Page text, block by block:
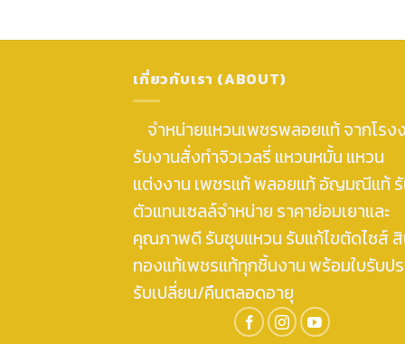
เกี่ยวกับเรา (ABOUT)
จำหน่ายแหวนเพชรพลอยแท้ จากโรง
รับงานสั่งทำจิวเวลรี่ แหวนหมั้น แหวน
แต่งงาน เพชรแท้ พลอยแท้ อัญมณีแท้
ตัวแทนเซลล์จำหน่าย ราคาย่อมเยาและ
คุณภาพดี รับชุบแหวน รับแก้ไขตัดไซส์
ทองแท้เพชรแท้ทุกชิ้นงาน พร้อมใบรับป
รับเปลี่ยน/คืนตลอดอายุ